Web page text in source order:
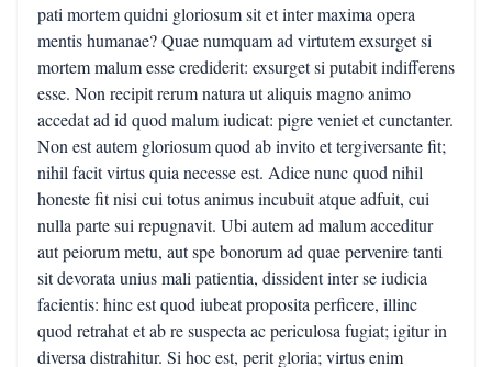
pati mortem quidni gloriosum sit et inter maxima opera
mentis humanae? Quae numquam ad virtutem exsurget si
mortem malum esse crediderit: exsurget si putabit indifferens
esse. Non recipit rerum natura ut aliquis magno animo
accedat ad id quod malum iudicat: pigre veniet et cunctanter.
Non est autem gloriosum quod ab invito et tergiversante fit;
nihil facit virtus quia necesse est. Adice nunc quod nihil
honeste fit nisi cui totus animus incubuit atque adfuit, cui
nulla parte sui repugnavit. Ubi autem ad malum acceditur
aut peiorum metu, aut spe bonorum ad quae pervenire tanti
sit devorata unius mali patientia, dissident inter se iudicia
facientis: hinc est quod iubeat proposita perficere, illinc
quod retrahat et ab re suspecta ac periculosa fugiat; igitur in
diversa distrahitur. Si hoc est, perit gloria; virtus enim